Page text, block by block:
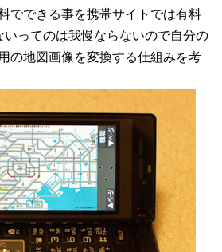
でできる事を携帯サイトでは有料
ってのは我慢ならないので自分の
の地図画像を変換する仕組みを考